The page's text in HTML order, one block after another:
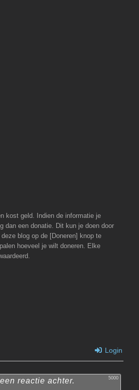
kost geld. Indien de informatie je
dan een donatie. Dit kun je doen door
blog op de [Doneren] knop te
hoeveel je wilt doneren. Elke
Login
5000